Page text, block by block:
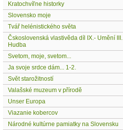
Kratochvíľne historky
Slovensko moje
Tvář helénistického světa
Čskoslovenská vlastivěda díl IX.- Umění
Hudba
Svetom, moje, svetom...
Ja svoje srdce dám... 1-2.
Svět starožitností
Valašské muzeum v přírodě
Unser Europa
Viazanie kobercov
Národné kultúrne pamiatky na Slovensku